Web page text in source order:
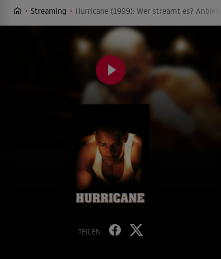
Streaming Hurricane (1999): Wer streamt es?
TEILEN